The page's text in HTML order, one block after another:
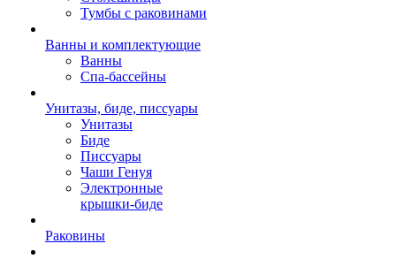
Тумбы с раковинами
Ванны и комплектующие
Ванны
Спа-бассейны
Унитазы, биде, писсуары
Унитазы
Биде
Писсуары
Чаши Генуя
Электронные
крышки-биде
Раковины